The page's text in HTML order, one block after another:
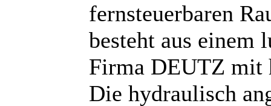
fernsteuerbaren
besteht aus
Firma DEUTZ mit
Die hydraulisch